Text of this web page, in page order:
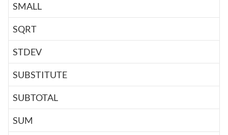
SMALL
SQRT
STDEV
SUBSTITUTE
SUBTOTAL
SUM